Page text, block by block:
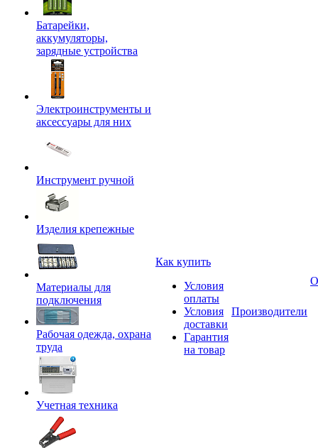
Батарейки,
аккумуляторы,
зарядные устройства
Электроинструменты и
аксессуары для них
Инструмент ручной
Изделия крепежные
Материалы для
подключения
Рабочая одежда, охрана
труда
Учетная техника
Как купить
Условия
оплаты
Условия
доставки
Гарантия
на товар
Производители